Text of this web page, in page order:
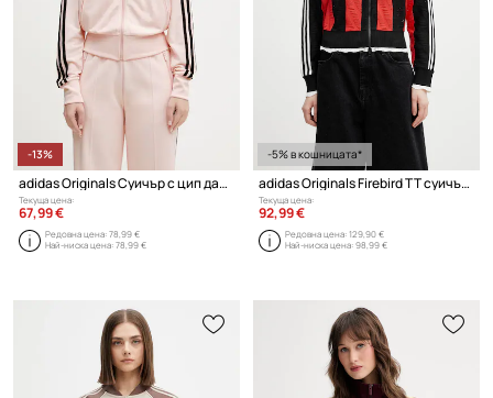
-13%
adidas Originals Суичър с цип дамски
Текуща цена:
67,99 €
Редовна цена:78,99 €
Най-ниска цена:78,99 €
-5% в кошницата*
adidas Originals Firebird TT суичър дамски
Текуща цена:
92,99 €
Редовна цена:129,90 €
Най-ниска цена:98,99 €